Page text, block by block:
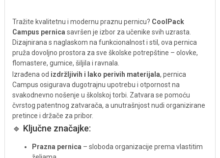
Tražite kvalitetnu i modernu praznu pernicu? CoolPack
Campus pernica savršen je izbor za učenike svih uzrasta.
Dizajnirana s naglaskom na funkcionalnost i stil, ova pernica
pruža dovoljno prostora za sve školske potrepštine – olovke,
flomastere, gumice, šiljila i ravnala.
Izrađena od izdržljivih i lako perivih materijala, pernica
Campus osigurava dugotrajnu upotrebu i otpornost na
svakodnevno nošenje u školskoj torbi. Zatvara se pomoću
čvrstog patentnog zatvarača, a unutrašnjost nudi organizirane
pretince i držače za pribor.
🔹 Ključne značajke:
Prazna pernica – sloboda organizacije prema vlastitim